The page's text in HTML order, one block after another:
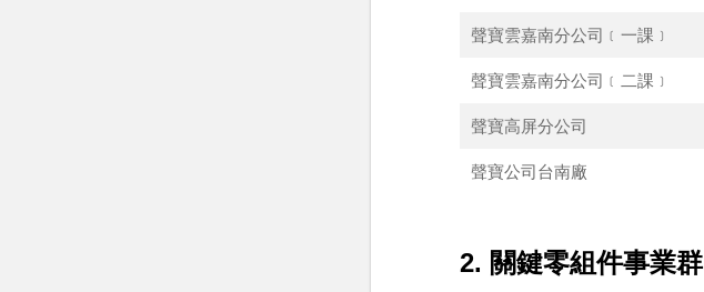
聲寶雲嘉南分公司﹝一課﹞
聲寶雲嘉南分公司﹝二課﹞
聲寶高屏分公司
聲寶公司台南廠
2. 關鍵零組件事業群